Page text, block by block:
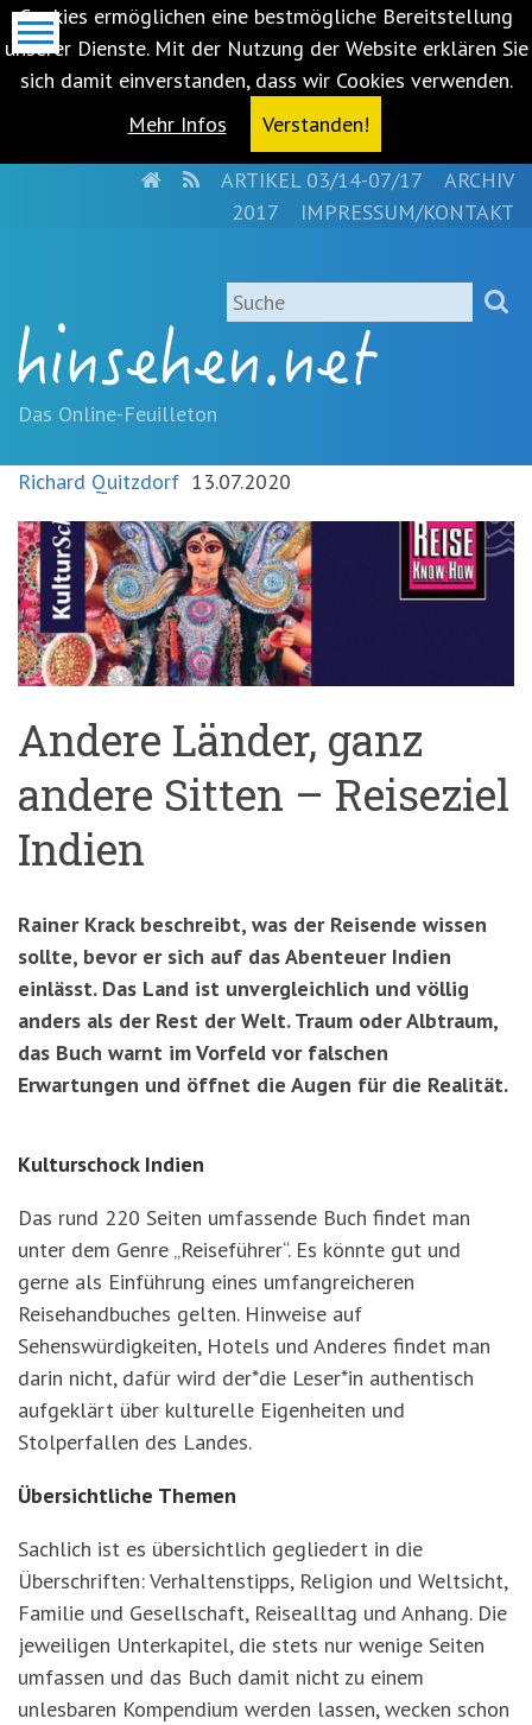
Cookies ermöglichen eine bestmögliche Bereitstellung
unserer Dienste. Mit der Nutzung der Website erklären Sie
sich damit einverstanden, dass wir Cookies verwenden.
Mehr Infos
Verstanden!
springen
(Accesskey
'1')Zur
springen
'3')Zur
Suche
springen
(Accesskey
'2')
HOMERSSARTIKEL 03/14-07/17
ARCHIV
2017
IMPRESSUM/KONTAKT
Suche
Das Online-Feuilleton
Richard Quitzdorf 13.07.2020
Andere Länder, ganz
andere Sitten – Reiseziel
Indien
Rainer Krack beschreibt, was der Reisende wissen
sollte, bevor er sich auf das Abenteuer Indien
einlässt. Das Land ist unvergleichlich und völlig
anders als der Rest der Welt. Traum oder Albtraum,
das Buch warnt im Vorfeld vor falschen
Erwartungen und öffnet die Augen für die Realität.
Kulturschock Indien
Das rund 220 Seiten umfassende Buch findet man
unter dem Genre „Reiseführer“. Es könnte gut und
gerne als Einführung eines umfangreicheren
Reisehandbuches gelten. Hinweise auf
Sehenswürdigkeiten, Hotels und Anderes findet man
darin nicht, dafür wird der*die Leser*in authentisch
aufgeklärt über kulturelle Eigenheiten und
Stolperfallen des Landes.
Übersichtliche Themen
Sachlich ist es übersichtlich gegliedert in die
Überschriften: Verhaltenstipps, Religion und Weltsicht,
Familie und Gesellschaft, Reisealltag und Anhang. Die
jeweiligen Unterkapitel, die stets nur wenige Seiten
umfassen und das Buch damit nicht zu einem
unlesbaren Kompendium werden lassen, wecken schon